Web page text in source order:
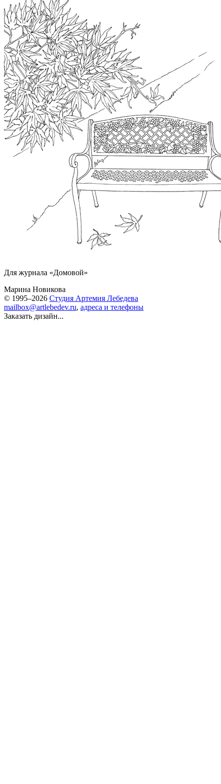
Для журнала «Домовой»
Марина Новикова
© 1995–2026 Студия Артемия Лебедева
mailbox@artlebedev.ru, адреса и телефоны
Заказать дизайн...